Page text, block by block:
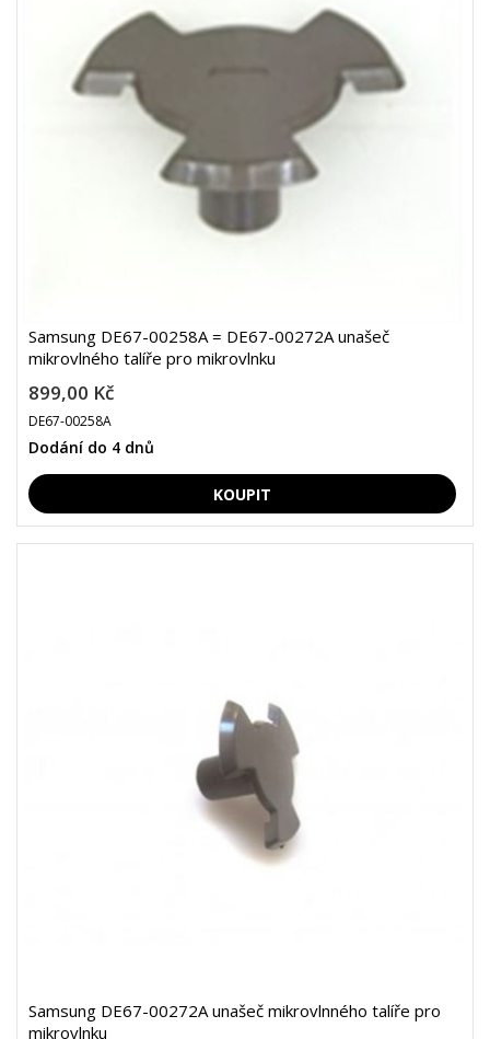
Samsung DE67-00258A = DE67-00272A unašeč
mikrovlného talíře pro mikrovlnku
899,00 Kč
DE67-00258A
Dodání do 4 dnů
Samsung DE67-00272A unašeč mikrovlnného talíře pro
mikrovlnku